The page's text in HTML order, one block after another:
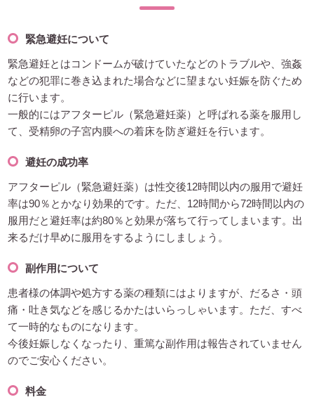
緊急避妊について
緊急避妊とはコンドームが破けていたなどのトラブルや、強姦
などの犯罪に巻き込まれた場合などに望まない妊娠を防ぐため
に行います。
一般的にはアフターピル（緊急避妊薬）と呼ばれる薬を服用し
て、受精卵の子宮内膜への着床を防ぎ避妊を行います。
避妊の成功率
アフターピル（緊急避妊薬）は性交後12時間以内の服用で避妊
率は90％とかなり効果的です。ただ、12時間から72時間以内の
服用だと避妊率は約80％と効果が落ちて行ってしまいます。出
来るだけ早めに服用をするようにしましょう。
副作用について
患者様の体調や処方する薬の種類にはよりますが、だるさ・頭
痛・吐き気などを感じるかたはいらっしゃいます。ただ、すべ
て一時的なものになります。
今後妊娠しなくなったり、重篤な副作用は報告されていません
のでご安心ください。
料金